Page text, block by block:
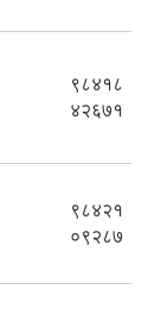
९८४१८
४२६७१
९८४२१
०९२८७